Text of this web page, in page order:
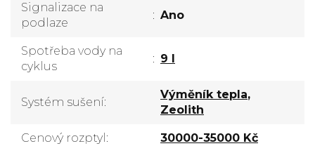
Signalizace na
podlaze
: Ano
Spotřeba vody na
cyklus
: 9 l
Systém sušení:
Výměník tepla,
Zeolith
Cenový rozptyl : 30000-35000 Kč